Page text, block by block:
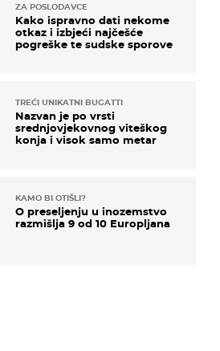
ZA POSLODAVCE
Kako ispravno dati nekome
otkaz i izbjeći najčešće
pogreške te sudske sporove
TREĆI UNIKATNI BUGATTI
Nazvan je po vrsti
srednjovjekovnog viteškog
konja i visok samo metar
KAMO BI OTIŠLI?
O preseljenju u inozemstvo
razmišlja 9 od 10 Europljana